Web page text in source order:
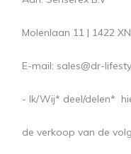
Molenlaan 11 | 1422
E-mail: sales@dr-
- Ik/Wij* deel/delen*
de verkoop van de